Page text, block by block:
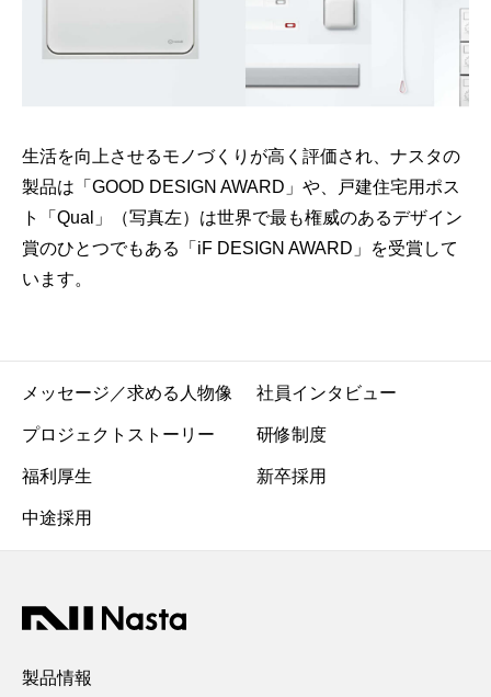
生活を向上させるモノづくりが高く評価され、 ナスタの
製品は「GOOD DESIGN AWARD」や、
戸建住宅用ポス
ト「Qual」（写真左）は世界で最も権威のあるデザイン
賞のひとつでもある
「iF DESIGN AWARD」を受賞して
います。
メッセージ／求める人物像 社員インタビュー
プロジェクトストーリー 研修制度
福利厚生 新卒採用
中途採用
製品情報